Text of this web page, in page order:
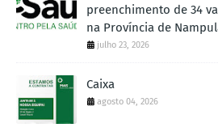
preenchimento de 34
na Província de
julho 23, 2026
Caixa
agosto 04, 2026